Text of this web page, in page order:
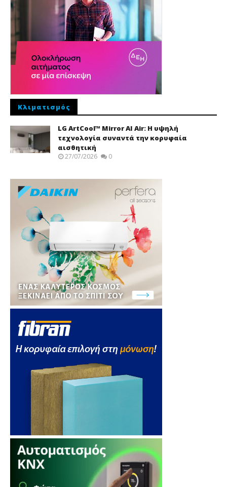
Κλιματισμός
LG ArtCool™ Mirror AI Air: Η υψηλή
τεχνολογία συναντά την κορυφαία
αισθητική
27/07/2026 0